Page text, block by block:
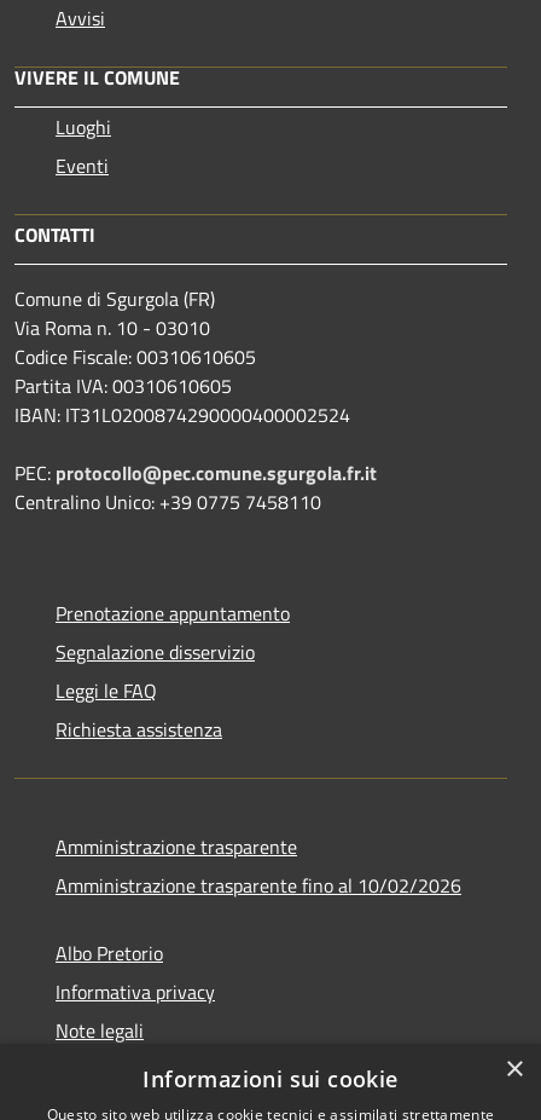
Avvisi
VIVERE IL COMUNE
Luoghi
Eventi
CONTATTI
Comune di Sgurgola (FR)
Via Roma n. 10 - 03010
Codice Fiscale: 00310610605
Partita IVA: 00310610605
IBAN: IT31L0200874290000400002524
PEC: protocollo@pec.comune.sgurgola.fr.it
Centralino Unico: +39 0775 7458110
Prenotazione appuntamento
Segnalazione disservizio
Leggi le FAQ
Richiesta assistenza
Amministrazione trasparente
Amministrazione trasparente fino al 10/02/2026
Albo Pretorio
Informativa privacy
Note legali
Dichiarazione di accessibilità
×
Informazioni sui cookie
Questo sito web utilizza cookie tecnici e assimilati strettamente